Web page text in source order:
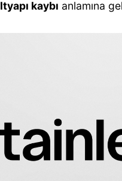
kaybı anlamına